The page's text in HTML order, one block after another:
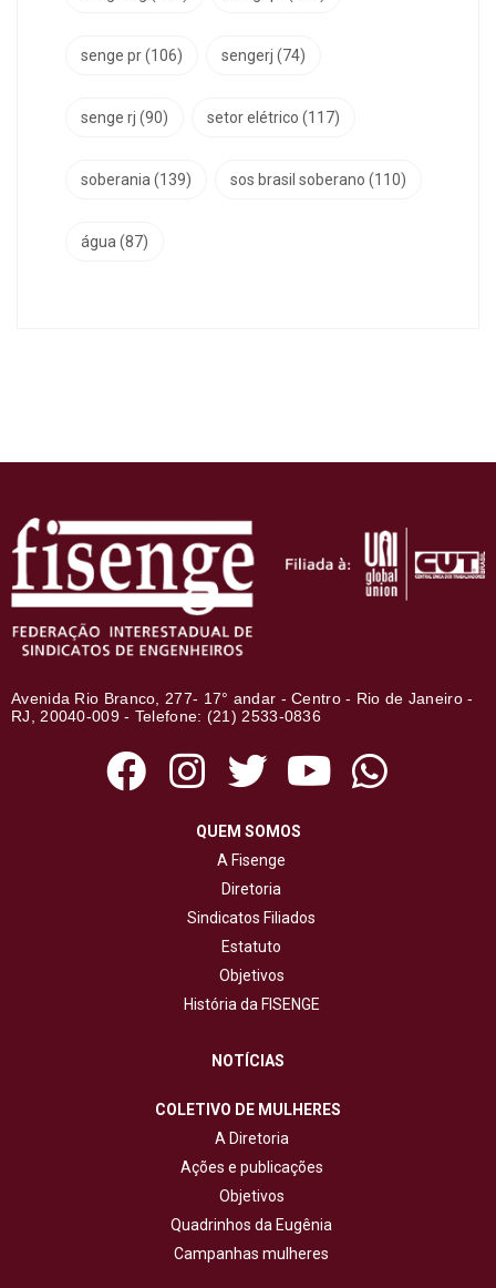
senge pr(106) sengerj (74)
senge rj (90) setor elétrico (117)
soberania (139) sos brasil soberano (110)
água (87)
Avenida Rio Branco, 277- 17° andar - Centro - Rio de Janeiro -
RJ, 20040-009 - Telefone: (21) 2533-0836
QUEM SOMOS
A Fisenge
Diretoria
Sindicatos Filiados
Estatuto
Objetivos
História da FISENGE
NOTÍCIAS
COLETIVO DE MULHERES
A Diretoria
Ações e publicações
Objetivos
Quadrinhos da Eugênia
Campanhas mulheres